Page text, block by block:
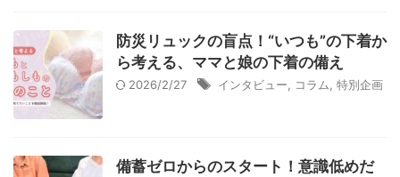
防災リュックの盲点！“いつも”の下着か
ら考える、ママと娘の下着の備え
2026/2/27 インタビュー, コラム, 特別企画
備蓄ゼロからのスタート！意識低めだ